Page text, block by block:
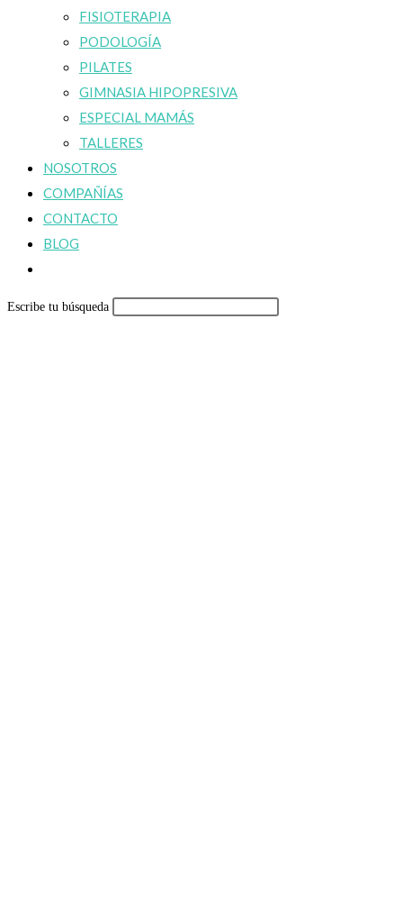
FISIOTERAPIA
PODOLOGÍA
PILATES
GIMNASIA HIPOPRESIVA
ESPECIAL MAMÁS
TALLERES
NOSOTROS
COMPAÑÍAS
CONTACTO
BLOG
de
Escribe tu búsqueda